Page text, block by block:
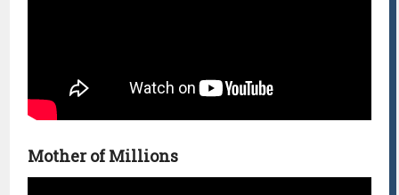
Mother of Millions